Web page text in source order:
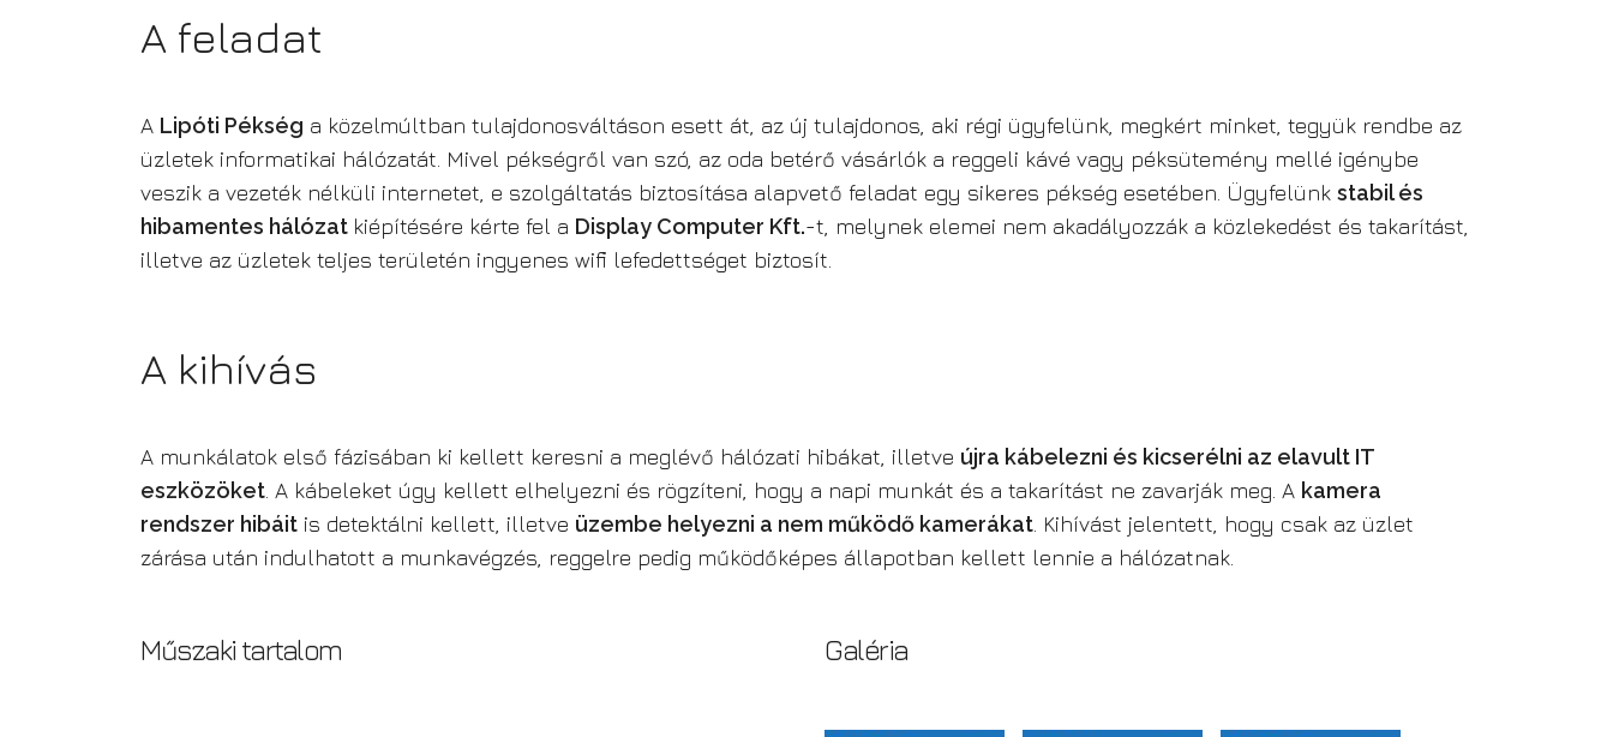
A feladat
A Lipóti Pékség a közelmúltban tulajdonosváltáson esett át, az új tulajdonos, aki régi ügyfelünk, megkért minket, tegyük rendbe az
üzletek informatikai hálózatát. Mivel pékségről van szó, az oda betérő vásárlók a reggeli kávé vagy péksütemény mellé igénybe
veszik a vezeték nélküli internetet, e szolgáltatás biztosítása alapvető feladat egy sikeres pékség esetében. Ügyfelünk stabil és
hibamentes hálózat kiépítésére kérte fel a Display Computer Kft.-t, melynek elemei nem akadályozzák a közlekedést és takarítást,
illetve az üzletek teljes területén ingyenes wifi lefedettséget biztosít.
A kihívás
A munkálatok első fázisában ki kellett keresni a meglévő hálózati hibákat, illetve újra kábelezni és kicserélni az elavult IT
eszközöket . A kábeleket úgy kellett elhelyezni és rögzíteni, hogy a napi munkát és a takarítást ne zavarják meg. A kamera
rendszer hibáit is detektálni kellett, illetve üzembe helyezni a nem működő kamerákat . Kihívást jelentett, hogy csak az üzlet
zárása után indulhatott a munkavégzés, reggelre pedig működőképes állapotban kellett lennie a hálózatnak.
Műszaki tartalom Galéria